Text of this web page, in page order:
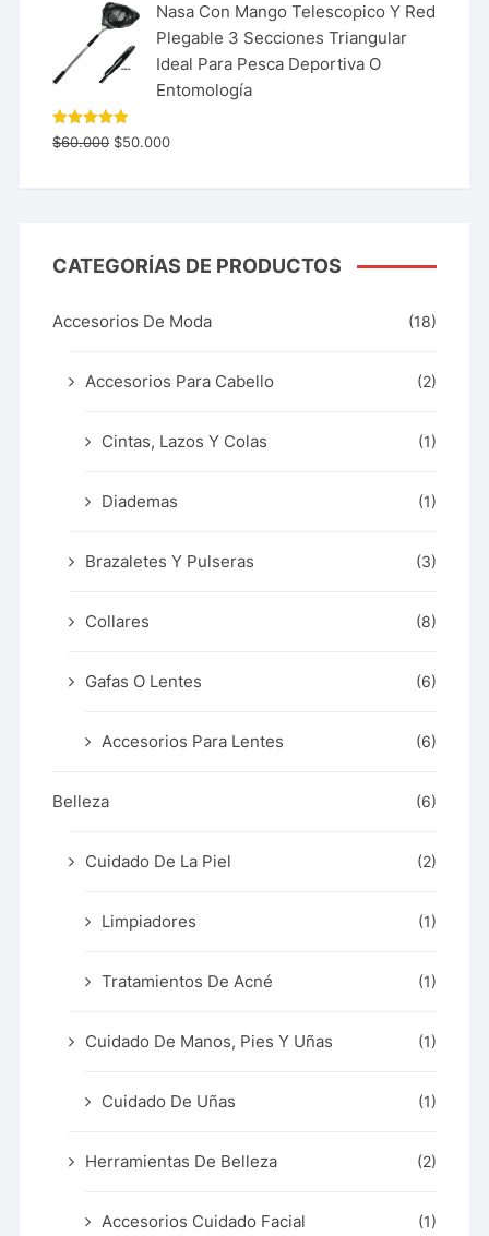
Nasa Con Mango Telescopico Y Red
Plegable 3 Secciones Triangular
Ideal Para Pesca Deportiva O
Entomología
Valorado
con 5.00
$60.000 $50.000
CATEGORÍAS DE PRODUCTOS
Accesorios De Moda (18)
Accesorios Para Cabello (2)
Cintas, Lazos Y Colas (1)
Diademas (1)
Brazaletes Y Pulseras (3)
Collares (8)
Gafas O Lentes (6)
Accesorios Para Lentes (6)
Belleza (6)
Cuidado De La Piel (2)
Limpiadores (1)
Tratamientos De Acné (1)
Cuidado De Manos, Pies Y Uñas (1)
Cuidado De Uñas (1)
Herramientas De Belleza (2)
Accesorios Cuidado Facial (1)